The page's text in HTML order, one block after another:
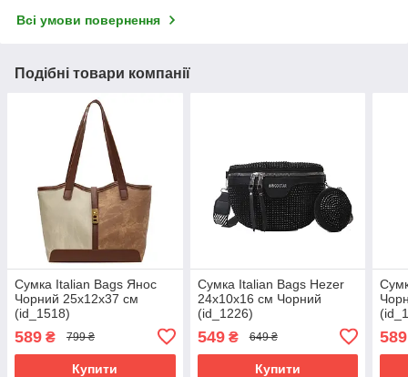
Всі умови повернення
Подібні товари компанії
Сумка Italian Bags Янос
Чорний 25х12х37 см
(id_1518)
589 ₴ 799 ₴
Купити
Сумка Italian Bags Hezer
24х10х16 см Чорний
(id_1226)
549₴ 649 ₴
Купити
589